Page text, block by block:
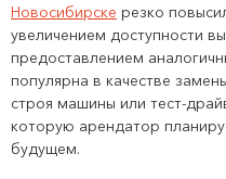
Новосибирске резко
увеличением доступности
предоставлением
популярна в качестве
строя машины или тест-
которую арендатор
будущем.